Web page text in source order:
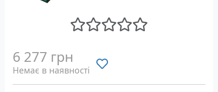
6 277 грн
Немає в наявності